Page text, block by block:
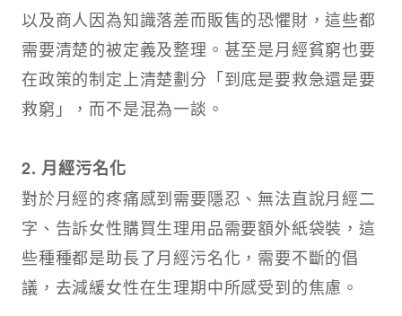
以及商人因為知識落差而販售的恐懼財，這些都
需要清楚的被定義及整理。甚至是月經貧窮也要
在政策的制定上清楚劃分「到底是要救急還是要
救窮」，而不是混為一談。
2. 月經污名化
對於月經的疼痛感到需要隱忍、無法直說月經二
字、告訴女性購買生理用品需要額外紙袋裝，這
些種種都是助長了月經污名化，需要不斷的倡
議，去減緩女性在生理期中所感受到的焦慮。